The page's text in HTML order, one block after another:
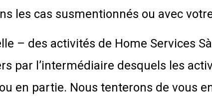
les cas susmentionnés ou avec
– des activités de Home Services
par l’intermédiaire desquels les
en partie. Nous tenterons de vous